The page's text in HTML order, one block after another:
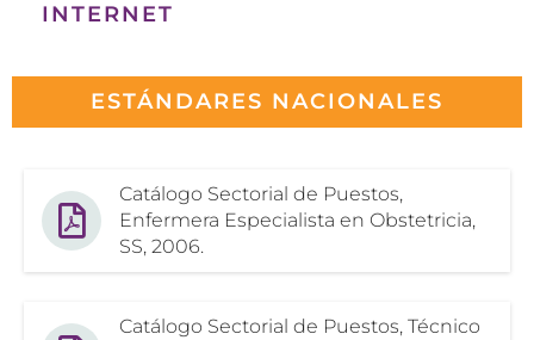
INTERNET
ESTÁNDARES NACIONALES
Catálogo Sectorial de Puestos,
Enfermera Especialista en Obstetricia,
SS, 2006.
Catálogo Sectorial de Puestos, Técnico